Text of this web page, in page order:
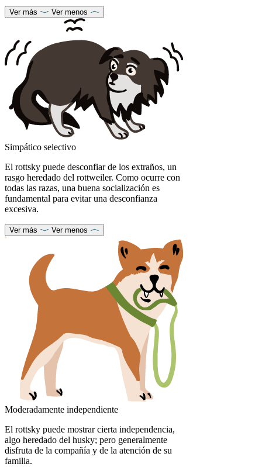
Ver más Ver menos
Simpático selectivo
El rottsky puede desconfiar de los extraños, un
rasgo heredado del rottweiler. Como ocurre con
todas las razas, una buena socialización es
fundamental para evitar una desconfianza
excesiva.
Ver más Ver menos
Moderadamente independiente
El rottsky puede mostrar cierta independencia,
algo heredado del husky; pero generalmente
disfruta de la compañía y de la atención de su
familia.